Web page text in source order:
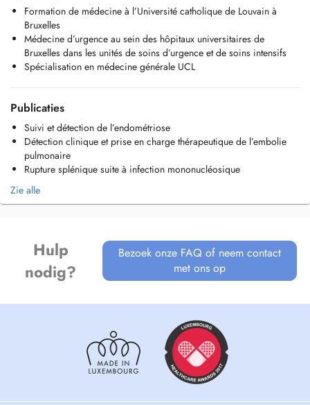
Consultations sur rendez-vous
-Majoration de 8,68 (code CP1, convenance personnelle)
Merci pour votre compréhension
Formation de médecine à l’Université catholique de Louvain à
Bruxelles
Médecine d’urgence au sein des hôpitaux universitaires de
Bruxelles dans les unités de soins d’urgence et de soins intensifs
Spécialisation en médecine générale UCL
Publicaties
Suivi et détection de l’endométriose
Détection clinique et prise en charge thérapeutique de l’embolie
pulmonaire
Rupture splénique suite à infection mononucléosique
Zie alle
Hulp
nodig?
Bezoek onze FAQ of neem contact
met ons op